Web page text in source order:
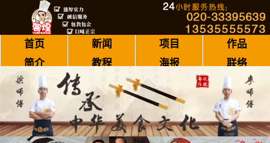
首页 新闻 项目
作品
简介
教程 海报 联络